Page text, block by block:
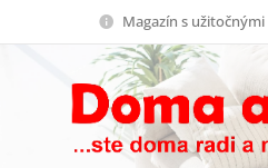
Magazín s